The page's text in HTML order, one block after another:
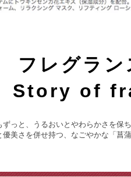
フレグラン
Story of
ずっと、うるおいとやわらかさを保
優美さを併せ持つ、なごやかな「菖